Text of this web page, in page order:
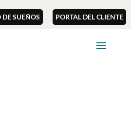
DE SUEÑOS PORTAL DEL CLIENTE